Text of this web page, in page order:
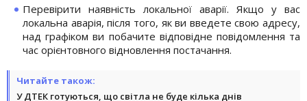
Перевірити наявність локальної аварії. Якщо у вас
локальна аварія, після того, як ви введете свою адресу,
над графіком ви побачите відповідне повідомлення та
час орієнтовного відновлення постачання.
Читайте також:
У ДТЕК готуються, що світла не буде кілька днів